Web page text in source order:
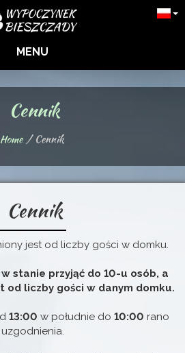
MENU
Cennik
Home Cennik
Cennik
jest od liczby gości w domku.
stanie przyjąć do 10-u osób, a
od liczby gości w danym domku.
13:00 w południe do 10:00 rano